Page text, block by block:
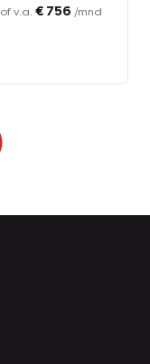
of v.a. € 756 /mnd